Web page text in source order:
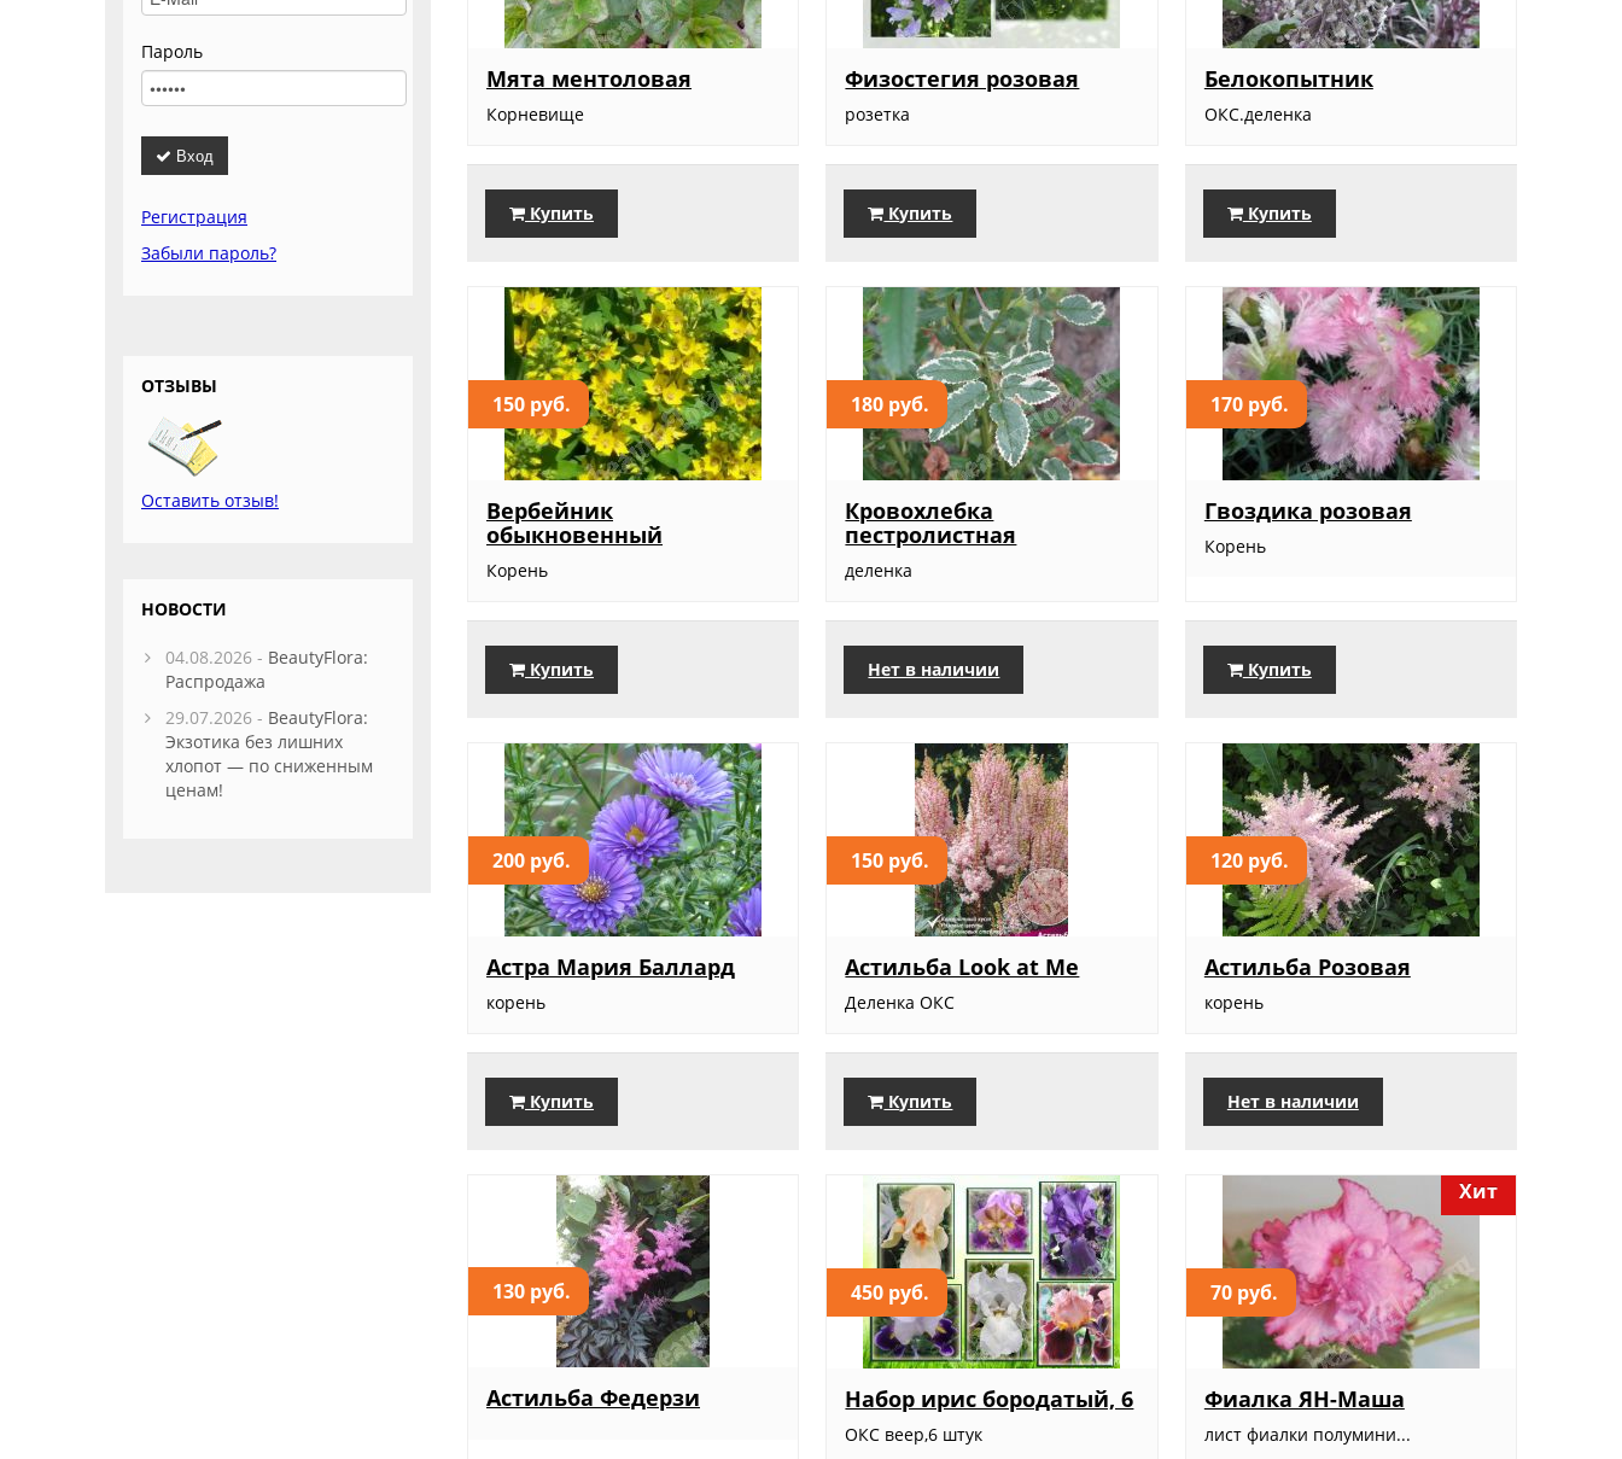
Мята ментоловая
Корневище
Купить
Физостегия розовая
розетка
Купить
Белокопытник
ОКС.деленка
Купить
150 руб.
Вербейник
обыкновенный
Корень
Купить
180 руб.
Кровохлебка
пестролистная
деленка
Нет в наличии
170 руб.
Гвоздика розовая
Корень
Купить
200 руб.
Астра Мария Баллард
корень
Купить
150 руб.
Астильба Look at Me
Деленка ОКС
Купить
120 руб.
Астильба Розовая
корень
Нет в наличии
130 руб.
Астильба Федерзи
450 руб.
Набор ирис бородатый, 6
ОКС веер,6 штук
70 руб.
Хит
Фиалка ЯН-Маша
лист фиалки полумини...
Пароль
Вход
Регистрация
Забыли пароль?
ОТЗЫВЫ
Оставить отзыв!
НОВОСТИ
04.08.2026 - BeautyFlora:
Распродажа
29.07.2026 - BeautyFlora:
Экзотика без лишних
хлопот — по сниженным
ценам!